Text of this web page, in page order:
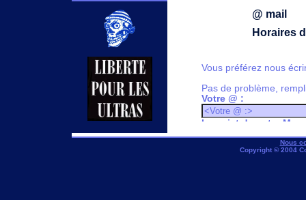
@ mail
Horaires
Vous préférez nous
Pas de problème,
Votre @ :
Le sujet de votre
Votre Message :
Nous
Copyright © 2004